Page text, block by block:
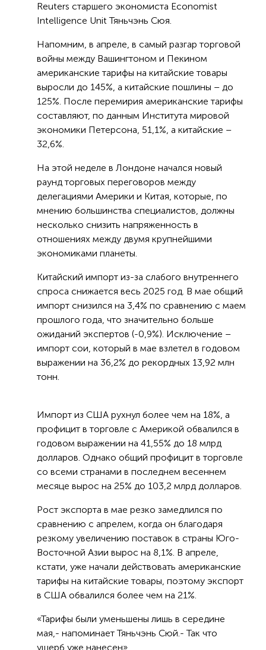
Reuters старшего экономиста Economist
Intelligence Unit Тяньчэнь Сюя.
Напомним, в апреле, в самый разгар торговой
войны между Вашингтоном и Пекином
американские тарифы на китайские товары
выросли до 145%, а китайские пошлины – до
125%. После перемирия американские тарифы
составляют, по данным Института мировой
экономики Петерсона, 51,1%, а китайские –
32,6%.
На этой неделе в Лондоне начался новый
раунд торговых переговоров между
делегациями Америки и Китая, которые, по
мнению большинства специалистов, должны
несколько снизить напряженность в
отношениях между двумя крупнейшими
экономиками планеты.
Китайский импорт из-за слабого внутреннего
спроса снижается весь 2025 год. В мае общий
импорт снизился на 3,4% по сравнению с маем
прошлого года, что значительно больше
ожиданий экспертов (-0,9%). Исключение –
импорт сои, который в мае взлетел в годовом
выражении на 36,2% до рекордных 13,92 млн
тонн.
Импорт из США рухнул более чем на 18%, а
профицит в торговле с Америкой обвалился в
годовом выражении на 41,55% до 18 млрд
долларов. Однако общий профицит в торговле
со всеми странами в последнем весеннем
месяце вырос на 25% до 103,2 млрд долларов.
Рост экспорта в мае резко замедлился по
сравнению с апрелем, когда он благодаря
резкому увеличению поставок в страны Юго-
Восточной Азии вырос на 8,1%. В апреле,
кстати, уже начали действовать американские
тарифы на китайские товары, поэтому экспорт
в США обвалился более чем на 21%.
«Тарифы были уменьшены лишь в середине
мая,- напоминает Тяньчэнь Сюй.- Так что
ущерб уже нанесен».